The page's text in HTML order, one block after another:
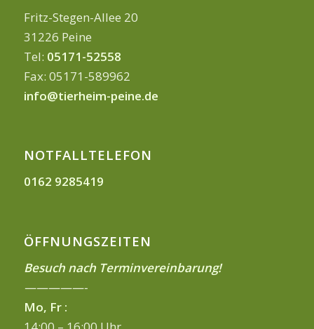
Fritz-Stegen-Allee 20
31226 Peine
Tel: 05171-52558
Fax: 05171-589962
info@tierheim-peine.de
NOTFALLTELEFON
0162 9285419
ÖFFNUNGSZEITEN
Besuch nach Terminvereinbarung!
—————-
Mo, Fr :